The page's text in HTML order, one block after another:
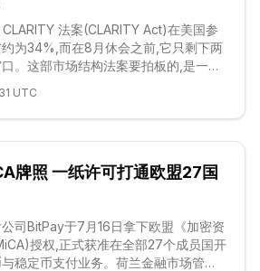
法案(CLARITY Act)在美国参
为34%,而在8月休会之前,它只剩下两
。这部市场结构法案要拍板的,是一个
期货交易委员会(CFTC)管。留给它的
7月27日当周,之后参议院就散会了。
两个窗口都没有被正式排定议场时间
的变量。 CLARITY 法案真正要做的
UTC
牌照 一纸许可打通欧盟27国
司BitPay于7月16日拿下欧盟《加密资
授权,正式获准在全部27个成员国开
稳定币支付业务。荷兰金融市场管理